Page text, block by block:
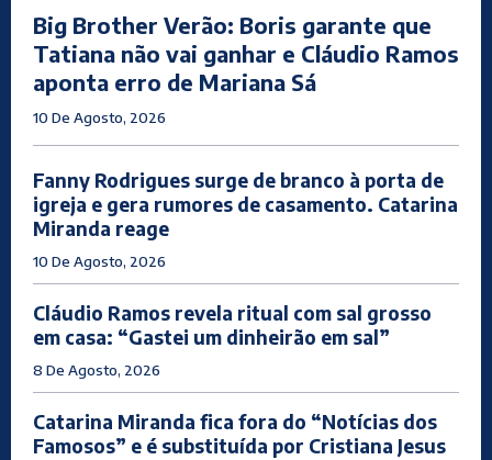
Big Brother Verão: Boris garante que
Tatiana não vai ganhar e Cláudio Ramos
aponta erro de Mariana Sá
10 De Agosto, 2026
Fanny Rodrigues surge de branco à porta de
igreja e gera rumores de casamento. Catarina
Miranda reage
10 De Agosto, 2026
Cláudio Ramos revela ritual com sal grosso
em casa: “Gastei um dinheirão em sal”
8 De Agosto, 2026
Catarina Miranda fica fora do “Notícias dos
Famosos” e é substituída por Cristiana Jesus